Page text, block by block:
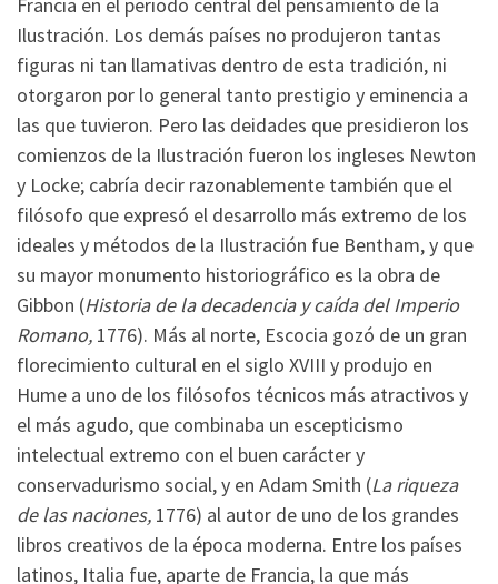
Ilustración. Los demás países no produjeron tantas
figuras ni tan llamativas dentro de esta tradición, ni
otorgaron por lo general tanto prestigio y eminencia a
las que tuvieron. Pero las deidades que presidieron los
comienzos de la Ilustración fueron los ingleses Newton
y Locke; cabría decir razonablemente también que el
filósofo que expresó el desarrollo más extremo de los
ideales y métodos de la Ilustración fue Bentham, y que
su mayor monumento historiográfico es la obra de
Gibbon (Historia de la decadencia y caída del Imperio
Romano, 1776). Más al norte, Escocia gozó de un gran
florecimiento cultural en el siglo XVIII y produjo en
Hume a uno de los filósofos técnicos más atractivos y
el más agudo, que combinaba un escepticismo
intelectual extremo con el buen carácter y
conservadurismo social, y en Adam Smith (La riqueza
de las naciones, 1776) al autor de uno de los grandes
libros creativos de la época moderna. Entre los países
latinos, Italia fue, aparte de Francia, la que más